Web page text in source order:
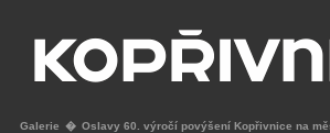
Galerie � Oslavy 60. výročí povýšení Kopřivnice na